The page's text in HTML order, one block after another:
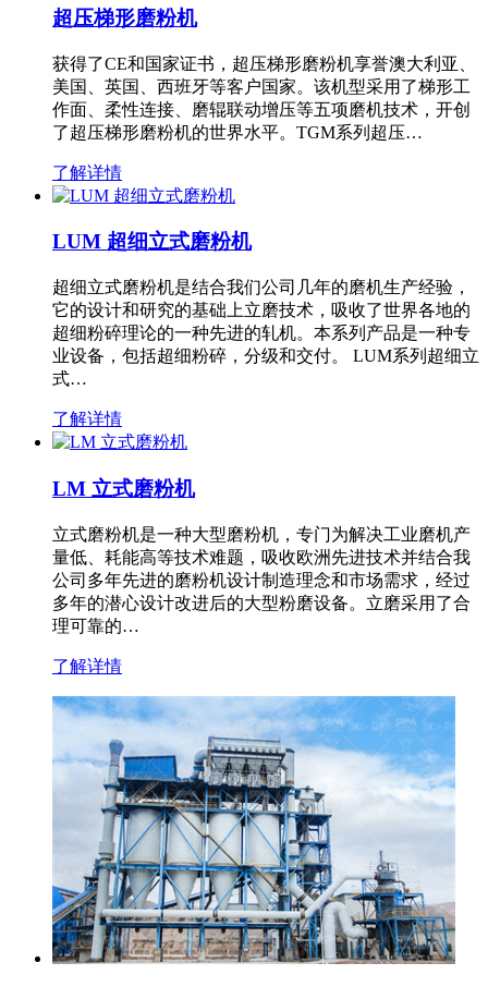
超压梯形磨粉机
获得了CE和国家证书，超压梯形磨粉机享誉澳大利亚、
美国、英国、西班牙等客户国家。该机型采用了梯形工
作面、柔性连接、磨辊联动增压等五项磨机技术，开创
了超压梯形磨粉机的世界水平。TGM系列超压…
了解详情
LUM 超细立式磨粉机
超细立式磨粉机是结合我们公司几年的磨机生产经验，
它的设计和研究的基础上立磨技术，吸收了世界各地的
超细粉碎理论的一种先进的轧机。本系列产品是一种专
业设备，包括超细粉碎，分级和交付。 LUM系列超细立
式…
了解详情
LM 立式磨粉机
立式磨粉机是一种大型磨粉机，专门为解决工业磨机产
量低、耗能高等技术难题，吸收欧洲先进技术并结合我
公司多年先进的磨粉机设计制造理念和市场需求，经过
多年的潜心设计改进后的大型粉磨设备。立磨采用了合
理可靠的…
了解详情